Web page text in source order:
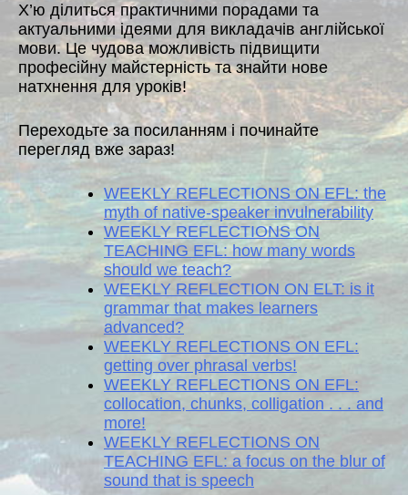
Х’ю ділиться практичними порадами та
актуальними ідеями для викладачів англійської
мови. Це чудова можливість підвищити
професійну майстерність та знайти нове
натхнення для уроків!
Переходьте за посиланням і починайте
перегляд вже зараз!
WEEKLY REFLECTIONS ON EFL: the
myth of native-speaker invulnerability
WEEKLY REFLECTIONS ON
TEACHING EFL: how many words
should we teach?
WEEKLY REFLECTION ON ELT: is it
grammar that makes learners
advanced?
WEEKLY REFLECTIONS ON EFL:
getting over phrasal verbs!
WEEKLY REFLECTIONS ON EFL:
collocation, chunks, colligation . . . and
more!
WEEKLY REFLECTIONS ON
TEACHING EFL: a focus on the blur of
sound that is speech